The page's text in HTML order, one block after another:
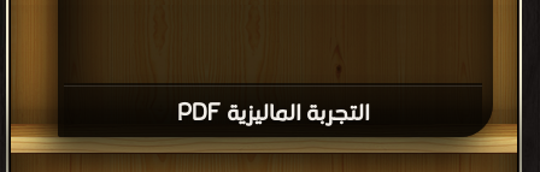
التجربة الماليزية PDF